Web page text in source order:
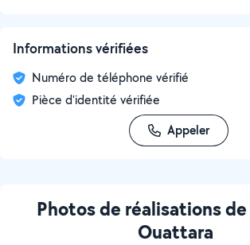
Informations vérifiées
Numéro de téléphone vérifié
Pièce d'identité vérifiée
Appeler
Photos de réalisations
Ouattara